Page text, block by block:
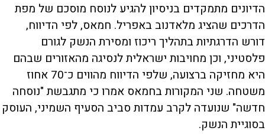
הדיונים מתמקדים בניסיון להגיע לנוסח מוסכם של מפת
הדרכים שהציג מלאדנוב באפריל. חמאס, לפי הדיווח,
דורש הדרגתיות בתהליך ריכוז ומסירת הנשק לגורם
פלסטיני, וכן מחויבות ישראלית לנסיגה מהאזורים שבהם
היא מחזיקה ברצועה, שלפי הדיווח מהווים כ־70 אחוז
משטחה. שני המקורות בחמאס אמרו כי מתגבשת "נוסחה
חדשה" שנועדה לקרב עמדות סביב הסעיף השמיני, העוסק
בסוגיית הנשק.